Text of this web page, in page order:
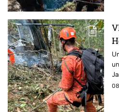
y